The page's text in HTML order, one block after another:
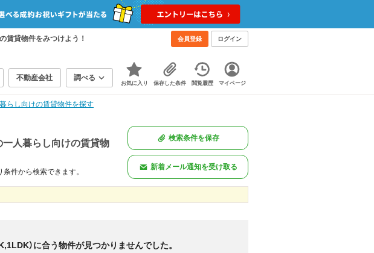
賃貸物件をみつけよう！ 会員登録 ログイン
不動産会社 調べる
お気に入り 保存した条件 閲覧履歴 マイページ
らし向けの賃貸物件を探す
一人暮らし向けの賃貸物
件から検索できます。
検索条件を保存
新着メール通知を受け取る
< 1
）に合う物件が見つかりませんでした。